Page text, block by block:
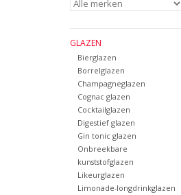
GLAZEN
Bierglazen
Borrelglazen
Champagneglazen
Cognac glazen
Cocktailglazen
Digestief glazen
Gin tonic glazen
Onbreekbare
kunststofglazen
Likeurglazen
Limonade-longdrinkglazen